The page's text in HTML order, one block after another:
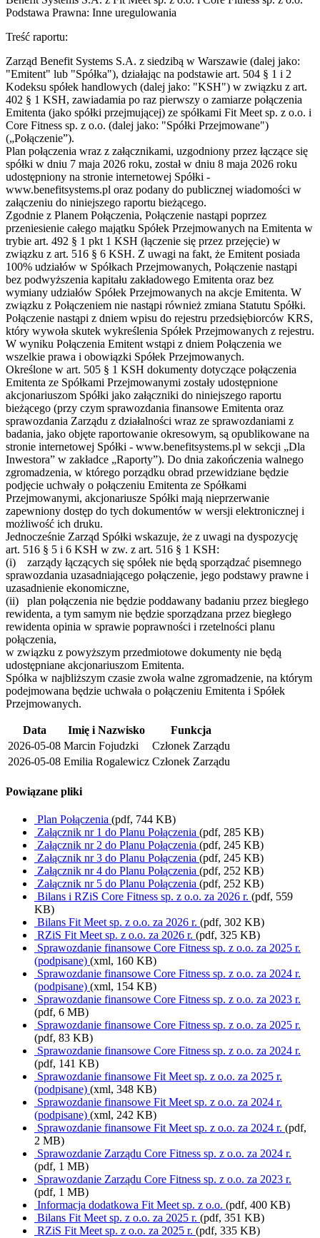
Podstawa Prawna: Inne uregulowania
Treść raportu:
Zarząd Benefit Systems S.A. z siedzibą w Warszawie (dalej jako:
"Emitent" lub "Spółka"), działając na podstawie art. 504 § 1 i 2
Kodeksu spółek handlowych (dalej jako: "KSH") w związku z art.
402 § 1 KSH, zawiadamia po raz pierwszy o zamiarze połączenia
Emitenta (jako spółki przejmującej) ze spółkami Fit Meet sp. z o.o. i
Core Fitness sp. z o.o. (dalej jako: "Spółki Przejmowane")
(„Połączenie”).
Plan połączenia wraz z załącznikami, uzgodniony przez łączące się
spółki w dniu 7 maja 2026 roku, został w dniu 8 maja 2026 roku
udostępniony na stronie internetowej Spółki -
www.benefitsystems.pl oraz podany do publicznej wiadomości w
załączeniu do niniejszego raportu bieżącego.
Zgodnie z Planem Połączenia, Połączenie nastąpi poprzez
przeniesienie całego majątku Spółek Przejmowanych na Emitenta w
trybie art. 492 § 1 pkt 1 KSH (łączenie się przez przejęcie) w
związku z art. 516 § 6 KSH. Z uwagi na fakt, że Emitent posiada
100% udziałów w Spółkach Przejmowanych, Połączenie nastąpi
bez podwyższenia kapitału zakładowego Emitenta oraz bez
wymiany udziałów Spółek Przejmowanych na akcje Emitenta. W
związku z Połączeniem nie nastąpi również zmiana Statutu Spółki.
Połączenie nastąpi z dniem wpisu do rejestru przedsiębiorców KRS,
który wywoła skutek wykreślenia Spółek Przejmowanych z rejestru.
W wyniku Połączenia Emitent wstąpi z dniem Połączenia we
wszelkie prawa i obowiązki Spółek Przejmowanych.
Określone w art. 505 § 1 KSH dokumenty dotyczące połączenia
Emitenta ze Spółkami Przejmowanymi zostały udostępnione
akcjonariuszom Spółki jako załączniki do niniejszego raportu
bieżącego (przy czym sprawozdania finansowe Emitenta oraz
sprawozdania Zarządu z działalności wraz ze sprawozdaniami z
badania, jako objęte raportowanie okresowym, są opublikowane na
stronie internetowej Spółki - www.benefitsystems.pl w sekcji „Dla
Inwestora” w zakładce „Raporty”). Do dnia zakończenia walnego
zgromadzenia, w którego porządku obrad przewidziane będzie
podjęcie uchwały o połączeniu Emitenta ze Spółkami
Przejmowanymi, akcjonariusze Spółki mają nieprzerwanie
zapewniony dostęp do tych dokumentów w wersji elektronicznej i
możliwość ich druku.
Jednocześnie Zarząd Spółki wskazuje, że z uwagi na dyspozycję
art. 516 § 5 i 6 KSH w zw. z art. 516 § 1 KSH:
(i) zarządy łączących się spółek nie będą sporządzać pisemnego
sprawozdania uzasadniającego połączenie, jego podstawy prawne i
uzasadnienie ekonomiczne,
(ii) plan połączenia nie będzie poddawany badaniu przez biegłego
rewidenta, a tym samym nie będzie sporządzana przez biegłego
rewidenta opinia w sprawie poprawności i rzetelności planu
połączenia,
w związku z powyższym przedmiotowe dokumenty nie będą
udostępniane akcjonariuszom Emitenta.
Spółka w najbliższym czasie zwoła walne zgromadzenie, na którym
podejmowana będzie uchwała o połączeniu Emitenta i Spółek
Przejmowanych.
Data Imię i Nazwisko
Funkcja
2026-05-08 Marcin Fojudzki
Członek Zarządu
2026-05-08 Emilia Rogalewicz Członek Zarządu
Powiązane pliki
Plan Połączenia (pdf, 744 KB)
Załącznik nr 1 do Planu Połączenia (pdf, 285 KB)
Załącznik nr 2 do Planu Połączenia (pdf, 245 KB)
Załącznik nr 3 do Planu Połączenia (pdf, 245 KB)
Załącznik nr 4 do Planu Połączenia (pdf, 252 KB)
Załącznik nr 5 do Planu Połączenia (pdf, 252 KB)
Bilans i RZiS Core Fitness sp. z o.o. za 2026 r. (pdf, 559
KB)
Bilans Fit Meet sp. z o.o. za 2026 r. (pdf, 302 KB)
RZiS Fit Meet sp. z o.o. za 2026 r. (pdf, 325 KB)
Sprawozdanie finansowe Core Fitness sp. z o.o. za 2025 r.
(podpisane) (xml, 160 KB)
Sprawozdanie finansowe Core Fitness sp. z o.o. za 2024 r.
(podpisane) (xml, 154 KB)
Sprawozdanie finansowe Core Fitness sp. z o.o. za 2023 r.
(pdf, 6 MB)
Sprawozdanie finansowe Core Fitness sp. z o.o. za 2025 r.
(pdf, 83 KB)
Sprawozdanie finansowe Core Fitness sp. z o.o. za 2024 r.
(pdf, 141 KB)
Sprawozdanie finansowe Fit Meet sp. z o.o. za 2025 r.
(podpisane) (xml, 348 KB)
Sprawozdanie finansowe Fit Meet sp. z o.o. za 2024 r.
(podpisane) (xml, 242 KB)
Sprawozdanie finansowe Fit Meet sp. z o.o. za 2024 r. (pdf,
2 MB)
Sprawozdanie Zarządu Core Fitness sp. z o.o. za 2024 r.
(pdf, 1 MB)
Sprawozdanie Zarządu Core Fitness sp. z o.o. za 2023 r.
(pdf, 1 MB)
Informacja dodatkowa Fit Meet sp. z o.o. (pdf, 400 KB)
Bilans Fit Meet sp. z o.o. za 2025 r. (pdf, 351 KB)
RZiS Fit Meet sp. z o.o. za 2025 r. (pdf, 335 KB)